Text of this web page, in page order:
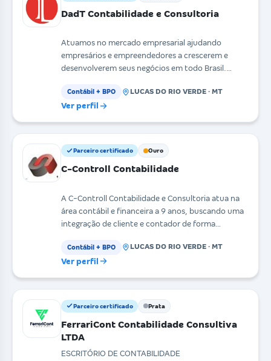
DadT Contabilidade e Consultoria
Atuamos no mercado empresarial ajudando
empresários e empreendedores a crescerem e
desenvolverem seus negócios em todo Brasil.
Contábil + BPO LUCAS DO RIO VERDE · MT
Ver perfil
Parceiro certificado Ouro
C-Controll Contabilidade
A C-Controll Contabilidade e Consultoria atua na
área contábil e financeira a 9 anos, buscando uma
integração de cliente e contador de forma
Contábil + BPO LUCAS DO RIO VERDE · MT
Ver perfil
Parceiro certificado Prata
FerrariCont Contabilidade Consultiva
LTDA
ESCRITÓRIO DE CONTABILIDADE